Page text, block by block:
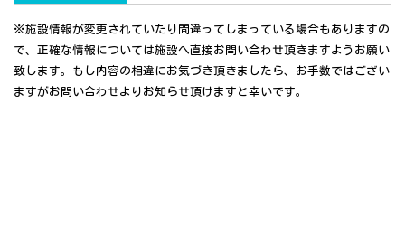
※施設情報が変更されていたり間違ってしまっている場合もありますの
で、正確な情報については施設へ直接お問い合わせ頂きますようお願い
致します。もし内容の相違にお気づき頂きましたら、お手数ではござい
ますがお問い合わせよりお知らせ頂けますと幸いです。